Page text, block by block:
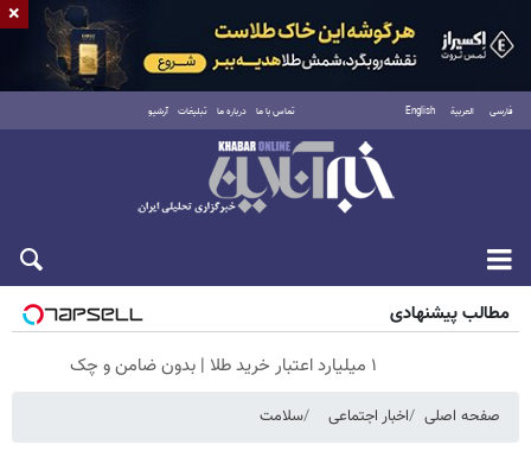
فارسی العربية English تماس با ما درباره ما تبلیغات آرشیو
جمعه ۱۶ مرداد ۱۴۰۵
مطالب پیشنهادی
۱ میلیارد اعتبار خرید طلا | بدون ضامن و چک
صفحه اصلی اخبار اجتماعی سلامت
×